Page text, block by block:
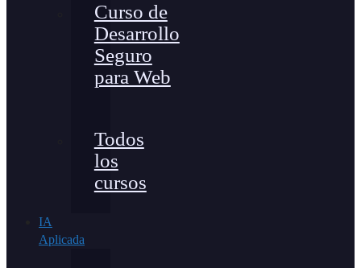
Curso de
Desarrollo
Seguro
para Web
Todos
los
cursos
IA
Aplicada